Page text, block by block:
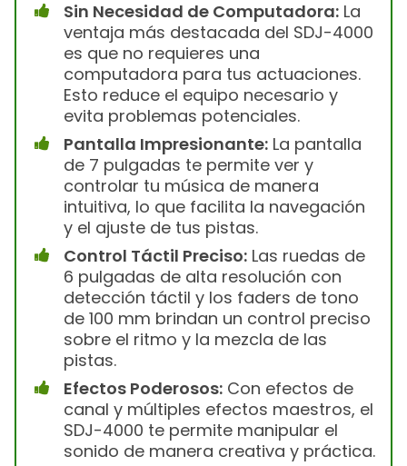
Sin Necesidad de Computadora: La
ventaja más destacada del SDJ-4000
es que no requieres una
computadora para tus actuaciones.
Esto reduce el equipo necesario y
evita problemas potenciales.
Pantalla Impresionante: La pantalla
de 7 pulgadas te permite ver y
controlar tu música de manera
intuitiva, lo que facilita la navegación
y el ajuste de tus pistas.
Control Táctil Preciso: Las ruedas de
6 pulgadas de alta resolución con
detección táctil y los faders de tono
de 100 mm brindan un control preciso
sobre el ritmo y la mezcla de las
pistas.
Efectos Poderosos: Con efectos de
canal y múltiples efectos maestros, el
SDJ-4000 te permite manipular el
sonido de manera creativa y práctica.